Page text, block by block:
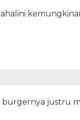
burgernya justru